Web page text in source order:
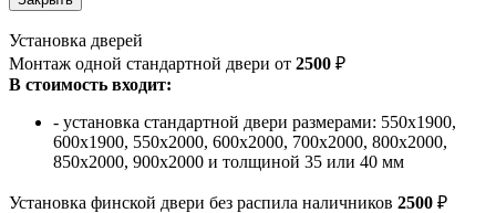
Установка дверей
Монтаж одной стандартной двери от 2500 ₽
В стоимость входит:
- установка стандартной двери размерами: 550х1900,
600х1900, 550х2000, 600х2000, 700х2000, 800х2000,
850х2000, 900х2000 и толщиной 35 или 40 мм
Установка финской двери без распила наличников 2500 ₽